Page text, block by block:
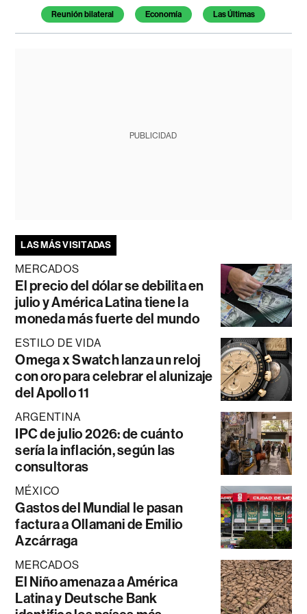
Reunión bilateral Economía Las Últimas
PUBLICIDAD
LAS MÁS VISITADAS
MERCADOS
El precio del dólar se debilita en
julio y América Latina tiene la
moneda más fuerte del mundo
ESTILO DE VIDA
Omega x Swatch lanza un reloj
con oro para celebrar el alunizaje
del Apollo 11
ARGENTINA
IPC de julio 2026: de cuánto
sería la inflación, según las
consultoras
MÉXICO
Gastos del Mundial le pasan
factura a Ollamani de Emilio
Azcárraga
MERCADOS
El Niño amenaza a América
Latina y Deutsche Bank